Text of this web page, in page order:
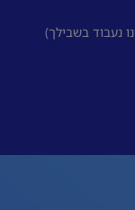
נעבוד בשבילך)